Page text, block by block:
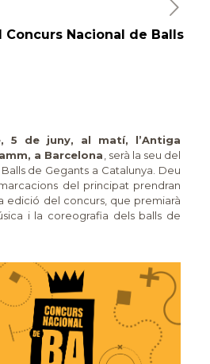
Nacional de Balls
5 de juny, al matí, l’Antiga
a Barcelona , serà la seu del
de Gegants a Catalunya. Deu
del principat prendran
edició del concurs, que premiarà
i la coreografia dels balls de